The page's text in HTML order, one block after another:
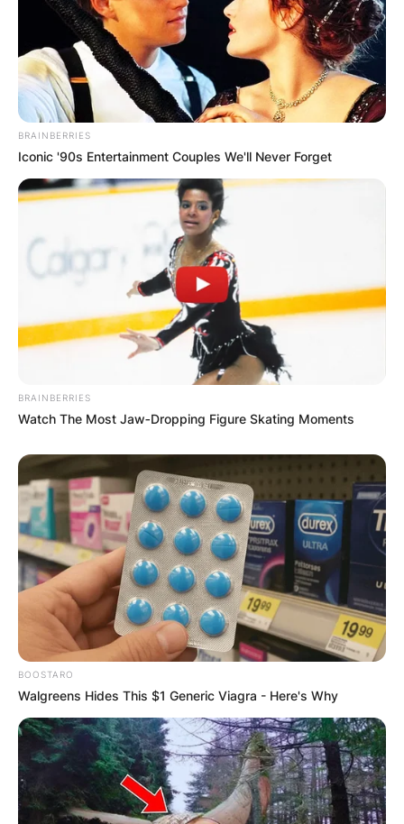
BRAINBERRIES
Iconic '90s Entertainment Couples We'll Never Forget
BRAINBERRIES
Watch The Most Jaw‑Dropping Figure Skating Moments
BOOSTARO
Walgreens Hides This $1 Generic Viagra - Here's Why